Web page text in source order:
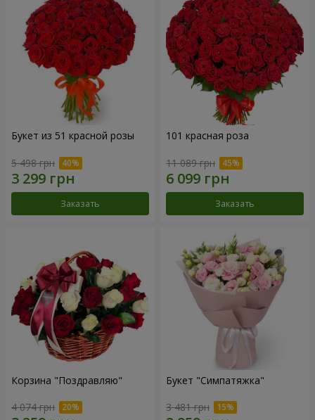
Букет из 51 красной розы
5 498 грн
Заказать
101 красная роза
11 089 грн
Заказать
Корзина "Поздравляю"
4 074 грн
Букет "Симпатяжка"
3 481 грн